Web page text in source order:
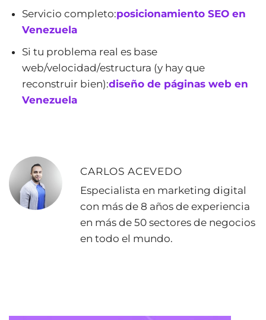
Servicio completo:posicionamiento SEO en
Venezuela
Si tu problema real es base
web/velocidad/estructura (y hay que
reconstruir bien):diseño de páginas web en
Venezuela
CARLOS ACEVEDO
Especialista en marketing digital
con más de 8 años de experiencia
en más de 50 sectores de negocios
en todo el mundo.